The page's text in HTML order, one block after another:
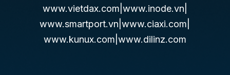
www.vietdax.com www.inode.vn
www.smartport.vn |www.ciaxi.com
www.kunux.com www.dilinz.com